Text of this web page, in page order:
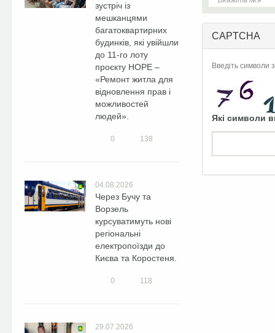
зустріч із
мешканцями
багатоквартирних
будинків, які увійшли
до 11-го лоту
проєкту HOPE –
«Ремонт житла для
відновлення прав і
можливостей
людей».
0 138
04.08.2026
Через Бучу та
Ворзель
курсуватимуть нові
регіональні
електропоїзди до
Києва та Коростеня.
0 118
29.07.2026
CAPTCHA
Введіть символи
Які символи